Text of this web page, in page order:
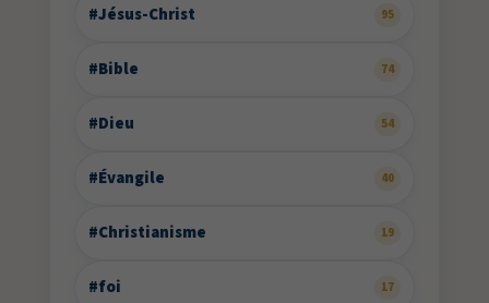
#Jésus-Christ 95
#Bible 74
#Dieu 54
#Évangile 40
#Christianisme 19
#foi 17